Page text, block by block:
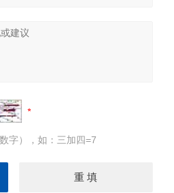
字），如：三加四=7